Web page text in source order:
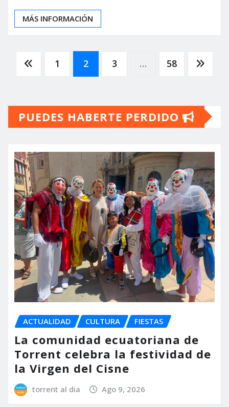
MÁS INFORMACIÓN
Paginación
entradas
1 2 3 … 58
PUEDES HABERTE PERDIDO
ACTUALIDAD CULTURA FIESTAS
La comunidad ecuatoriana de
Torrent celebra la festividad de
la Virgen del Cisne
torrent al dia Ago 9, 2026